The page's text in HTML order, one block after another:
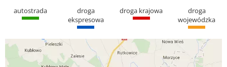
autostrada
droga
ekspresowa
droga krajowa
droga
wojewódzka